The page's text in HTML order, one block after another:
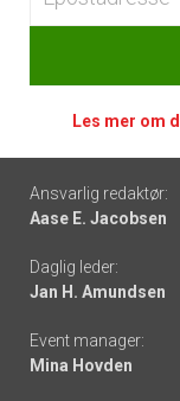
Les mer om
Footer
-
links
Ansvarlig redaktør:
Aase E. Jacobsen
Daglig leder:
Jan H. Amundsen
Event manager:
Mina Hovden